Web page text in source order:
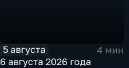
5 августа
4 мин
6 августа 2026 года